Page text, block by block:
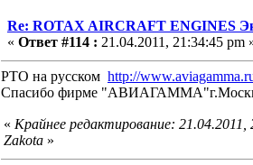
Re: ROTAX AIRCRAFT ENGINES
« Ответ #114 : 21.04.2011, 21:34:45 pm
РТО на русском http://
Спасибо фирме
« Крайнее редактирование:
Zakota »